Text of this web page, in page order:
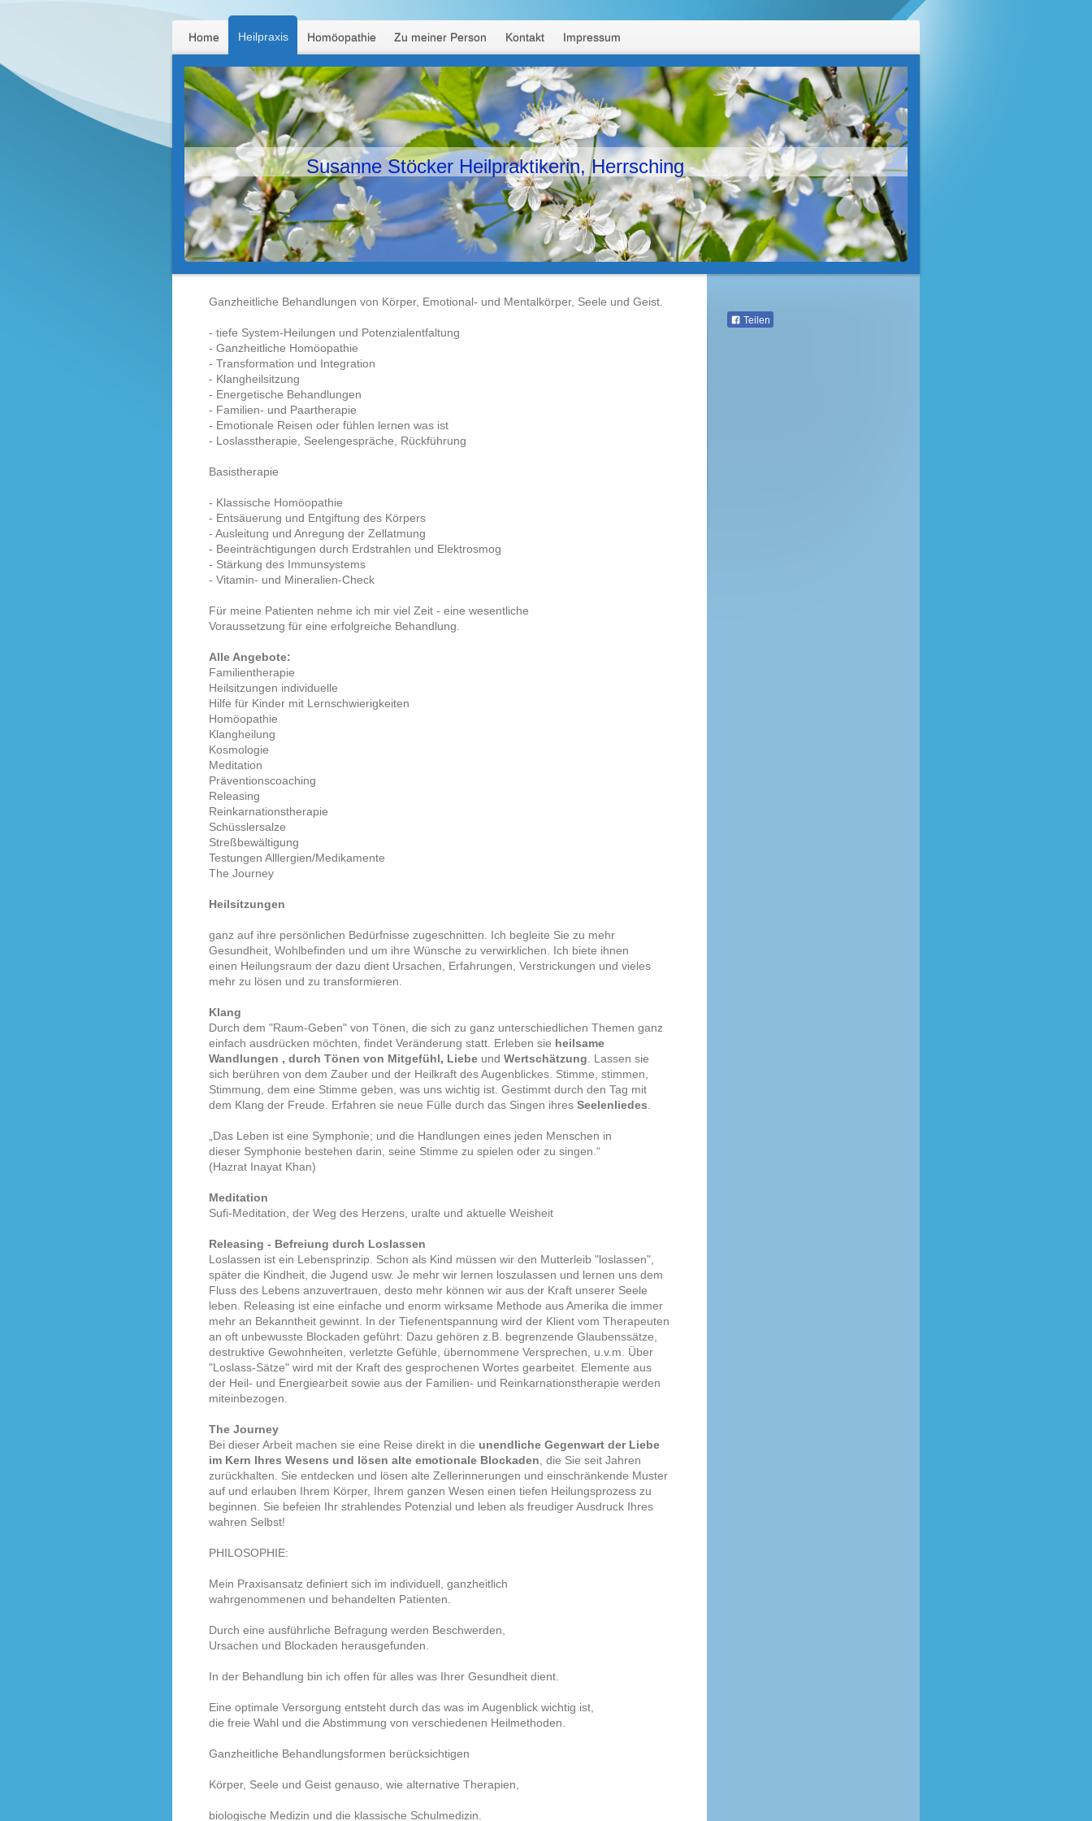
Home Heilpraxis Homöopathie Zu meiner Person Kontakt Impressum
Susanne Stöcker Heilpraktikerin, Herrsching
Ganzheitliche Behandlungen von Körper, Emotional- und Mentalkörper, Seele und Geist.
- tiefe System-Heilungen und Potenzialentfaltung
- Ganzheitliche Homöopathie
- Transformation und Integration
- Klangheilsitzung
- Energetische Behandlungen
- Familien- und Paartherapie
- Emotionale Reisen oder fühlen lernen was ist
- Loslasstherapie, Seelengespräche, Rückführung
Basistherapie
- Klassische Homöopathie
- Entsäuerung und Entgiftung des Körpers
- Ausleitung und Anregung der Zellatmung
- Beeinträchtigungen durch Erdstrahlen und Elektrosmog
- Stärkung des Immunsystems
- Vitamin- und Mineralien-Check
Für meine Patienten nehme ich mir viel Zeit - eine wesentliche
Voraussetzung für eine erfolgreiche Behandlung.
Alle Angebote:
Familientherapie
Heilsitzungen individuelle
Hilfe für Kinder mit Lernschwierigkeiten
Homöopathie
Klangheilung
Kosmologie
Meditation
Präventionscoaching
Releasing
Reinkarnationstherapie
Schüsslersalze
Streßbewältigung
Testungen Alllergien/Medikamente
The Journey
Heilsitzungen
ganz auf ihre persönlichen Bedürfnisse zugeschnitten. Ich begleite Sie zu mehr
Gesundheit, Wohlbefinden und um ihre Wünsche zu verwirklichen. Ich biete ihnen
einen Heilungsraum der dazu dient Ursachen, Erfahrungen, Verstrickungen und vieles
mehr zu lösen und zu transformieren.
Klang
Durch dem "Raum-Geben" von Tönen, die sich zu ganz unterschiedlichen Themen ganz
einfach ausdrücken möchten, findet Veränderung statt. Erleben sie heilsame
Wandlungen , durch Tönen von Mitgefühl, Liebe und Wertschätzung . Lassen sie
sich berühren von dem Zauber und der Heilkraft des Augenblickes. Stimme, stimmen,
Stimmung, dem eine Stimme geben, was uns wichtig ist. Gestimmt durch den Tag mit
dem Klang der Freude. Erfahren sie neue Fülle durch das Singen ihres Seelenliedes
„Das Leben ist eine Symphonie; und die Handlungen eines jeden Menschen in
dieser Symphonie bestehen darin, seine Stimme zu spielen oder zu singen.“
(Hazrat Inayat Khan)
Meditation
Sufi-Meditation, der Weg des Herzens, uralte und aktuelle Weisheit
Releasing - Befreiung durch Loslassen
Loslassen ist ein Lebensprinzip. Schon als Kind müssen wir den Mutterleib "loslassen",
später die Kindheit, die Jugend usw. Je mehr wir lernen loszulassen und lernen uns dem
Fluss des Lebens anzuvertrauen, desto mehr können wir aus der Kraft unserer Seele
leben. Releasing ist eine einfache und enorm wirksame Methode aus Amerika die immer
mehr an Bekanntheit gewinnt. In der Tiefenentspannung wird der Klient vom Therapeuten
an oft unbewusste Blockaden geführt: Dazu gehören z.B. begrenzende Glaubenssätze,
destruktive Gewohnheiten, verletzte Gefühle, übernommene Versprechen, u.v.m. Über
"Loslass-Sätze" wird mit der Kraft des gesprochenen Wortes gearbeitet. Elemente aus
der Heil- und Energiearbeit sowie aus der Familien- und Reinkarnationstherapie werden
miteinbezogen.
The Journey
Bei dieser Arbeit machen sie eine Reise direkt in die unendliche Gegenwart der Liebe
im Kern Ihres Wesens und lösen alte emotionale Blockaden , die Sie seit Jahren
zurückhalten. Sie entdecken und lösen alte Zellerinnerungen und einschränkende Muster
auf und erlauben Ihrem Körper, Ihrem ganzen Wesen einen tiefen Heilungsprozess zu
beginnen. Sie befeien Ihr strahlendes Potenzial und leben als freudiger Ausdruck Ihres
wahren Selbst!
PHILOSOPHIE:
Mein Praxisansatz definiert sich im individuell, ganzheitlich
wahrgenommenen und behandelten Patienten.
Durch eine ausführliche Befragung werden Beschwerden,
Ursachen und Blockaden herausgefunden.
In der Behandlung bin ich offen für alles was Ihrer Gesundheit dient.
Eine optimale Versorgung entsteht durch das was im Augenblick wichtig ist,
die freie Wahl und die Abstimmung von verschiedenen Heilmethoden.
Ganzheitliche Behandlungsformen berücksichtigen
Körper, Seele und Geist genauso, wie alternative Therapien,
biologische Medizin und die klassische Schulmedizin.
Teilen